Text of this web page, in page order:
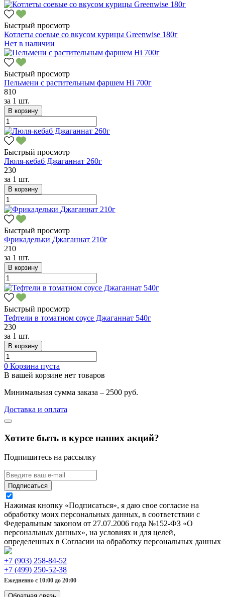
Быстрый просмотр
Котлеты соевые со вкусом курицы Greenwise 180г
Нет в наличии
Быстрый просмотр
Пельмени с растительным фаршем Hi 700г
810
за 1 шт.
В корзину
Быстрый просмотр
Люля-кебаб Джаганнат 260г
230
за 1 шт.
В корзину
Быстрый просмотр
Фрикадельки Джаганнат 210г
210
за 1 шт.
В корзину
Быстрый просмотр
Тефтели в томатном соусе Джаганнат 540г
230
за 1 шт.
В корзину
0 Корзина пуста
В вашей корзине нет товаров
Минимальная сумма заказа – 2500 руб.
Доставка и оплата
Хотите быть в курсе наших акций?
Подпишитесь на рассылку
Подписаться
Нажимая кнопку «Подписаться», я даю свое согласие на
обработку моих персональных данных, в соответствии с
Федеральным законом от 27.07.2006 года №152-ФЗ «О
персональных данных», на условиях и для целей,
определенных в Согласии на обработку персональных данных
+7 (903) 258-84-52
+7 (499) 250-52-38
Ежедневно с 10:00 до 20:00